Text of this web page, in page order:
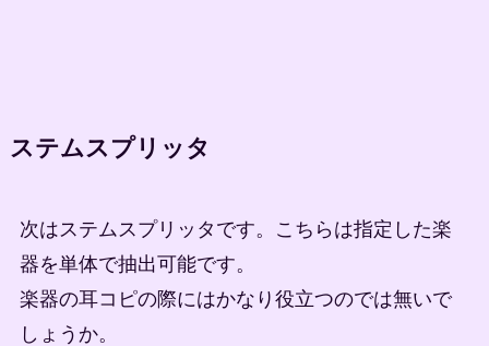
ステムスプリッタ
次はステムスプリッタです。こちらは指定した楽
器を単体で抽出可能です。
楽器の耳コピの際にはかなり役立つのでは無いで
しょうか。